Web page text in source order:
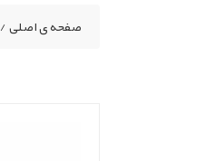
صفحه ی اصلی/